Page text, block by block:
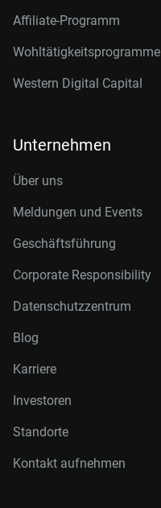
Affiliate-Programm
Wohltätigkeitsprogramme
Western Digital Capital
Unternehmen
Über uns
Meldungen und Events
Geschäftsführung
Corporate Responsibility
Datenschutzzentrum
Blog
Karriere
Investoren
Standorte
Kontakt aufnehmen